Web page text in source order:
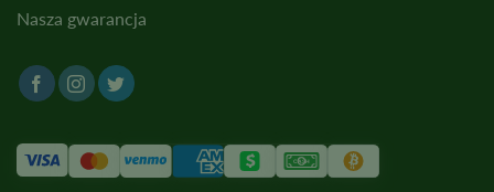
Nasza gwarancja